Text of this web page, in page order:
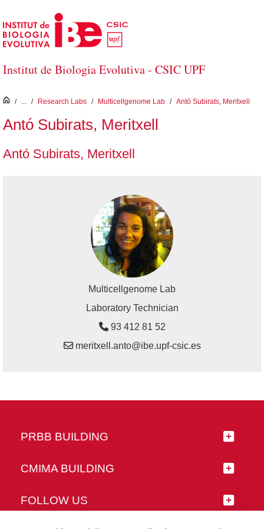
Skip to Main Content
Institut de Biologia Evolutiva - CSIC UPF
inici
/ ... / Research Labs / Multicellgenome Lab / Antó Subirats, Meritxell
Antó Subirats, Meritxell
Antó Subirats, Meritxell
Multicellgenome Lab
Laboratory Technician
93 412 81 52
meritxell.anto@ibe.upf-csic.es
PRBB BUILDING
CMIMA BUILDING
FOLLOW US